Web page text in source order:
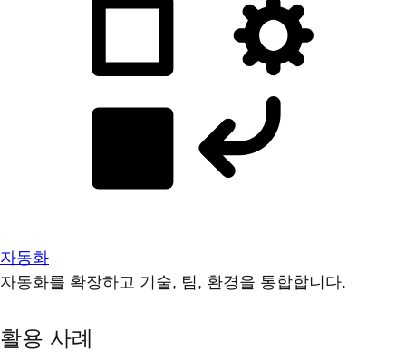
자동화
자동화를 확장하고 기술, 팀, 환경을 통합합니다.
활용 사례